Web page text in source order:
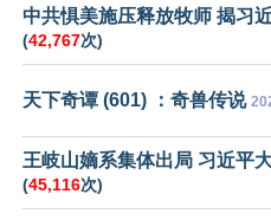
中共惧美施压释放牧师 揭习
(42,767次)
天下奇谭 (601) ：奇兽传说
王岐山嫡系集体出局 习近平
(45,116次)